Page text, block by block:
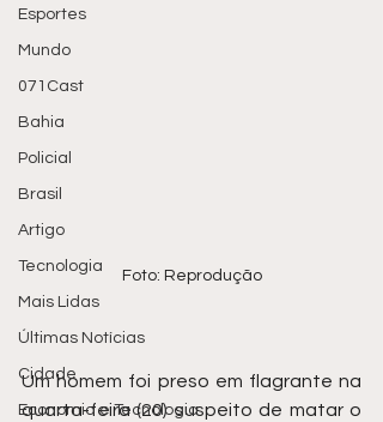
Esportes
Mundo
071Cast
Bahia
Policial
Brasil
Artigo
Tecnologia
Mais Lidas
Últimas Notícias
Cidade
Economia e Tecnologia
Foto: Reprodução
Um homem foi preso em flagrante na
quarta-feira (20) suspeito de matar o